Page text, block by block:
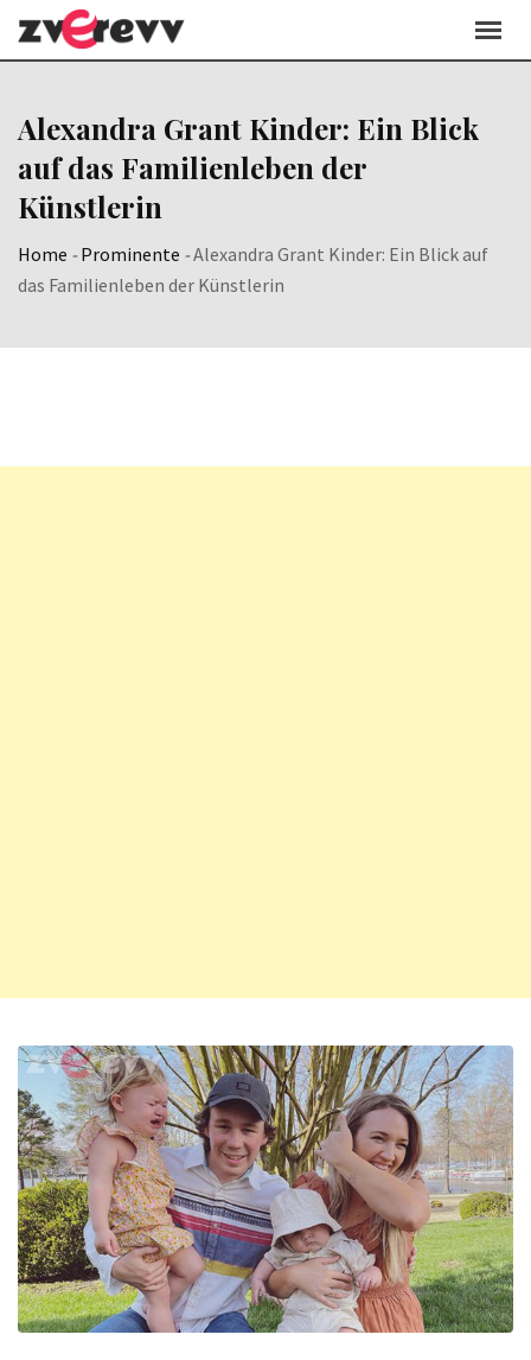
Skip
Alexandra Grant Kinder: Ein Blick
auf das Familienleben der
Künstlerin
Home -Prominente -Alexandra Grant Kinder: Ein Blick auf
das Familienleben der Künstlerin